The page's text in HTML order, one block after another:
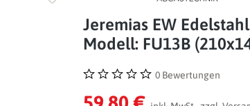
Jeremias EW
Modell: FU13B
Durchschnittliche Bewertung
0 Bewertungen